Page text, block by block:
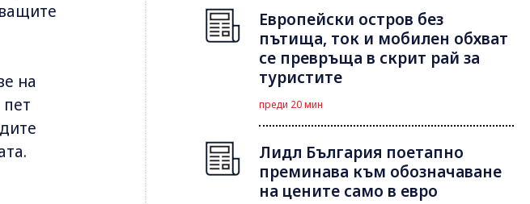
на
Европейски остров без
пътища, ток и мобилен обхват
се превръща в скрит рай за
туристите
преди 20 мин
Лидл България поетапно
преминава към обозначаване
на цените само в евро